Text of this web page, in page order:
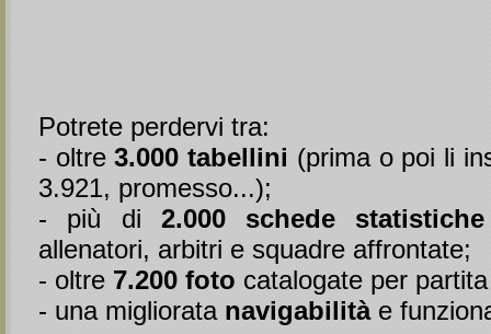
Potrete perdervi tra:
- oltre3.000 tabellini (prima o poi li
3.921, promesso...);
- più di 2.000 schede statistiche
allenatori, arbitri e squadre affrontate;
- oltre 7.200 foto catalogate per
- una migliorata navigabilitàe